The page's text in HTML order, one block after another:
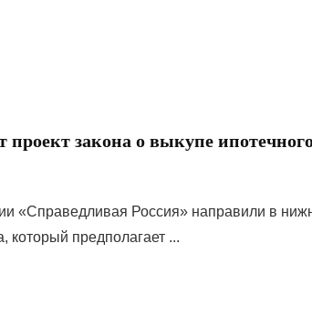
проект закона о выкупе
«Справедливая Россия» направили в
который предполагает ...